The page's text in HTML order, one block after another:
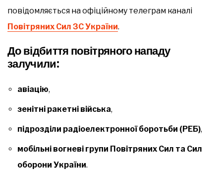
повідомляється на офіційному телеграм каналі
Повітряних Сил ЗС України.
До відбиття повітряного нападу
залучили:
авіацію,
зенітні ракетні війська,
підрозділи радіоелектронної боротьби (РЕБ),
мобільні вогневі групи Повітряних Сил та Сил
оборони України.